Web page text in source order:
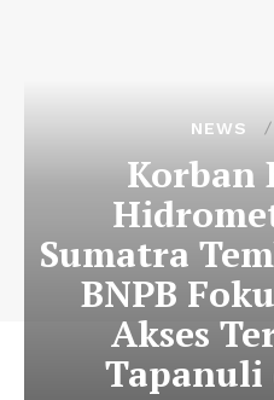
NEWS
Korban
Sumatra
BNPB
Akses
Tapanuli